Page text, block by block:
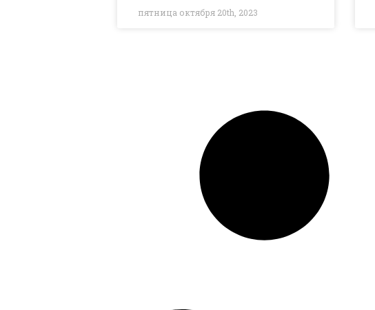
пятница октября 20th, 2023